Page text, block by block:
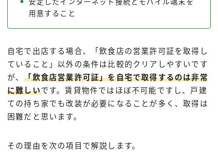
安定したインターネット接続とモバイル端末を
用意すること
自宅で出店する場合、「飲食店の営業許可証を取得し
ていること」以外の条件は比較的クリアしやすいです
が、「飲食店営業許可証」を自宅で取得するのは非常
に難しいです。賃貸物件ではほぼ不可能ですし、戸建
ての持ち家でも改装が必要になることが多く、取得は
困難だと思います。
その理由を次の項目で解説します。